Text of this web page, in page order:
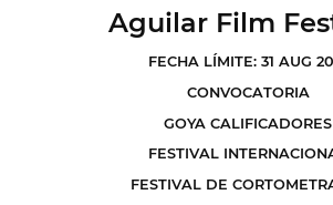
Aguilar Film
FECHA LÍMITE: 31 AUG
CONVOCATORIA
GOYA CALIFICADORES
FESTIVAL
FESTIVAL DE